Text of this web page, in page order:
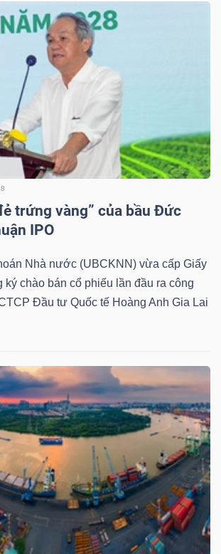
trứng vàng” của bầu Đức
IPO
Nhà nước (UBCKNN) vừa cấp Giấy
ký chào bán cổ phiếu lần đầu ra công
Đầu tư Quốc tế Hoàng Anh Gia Lai